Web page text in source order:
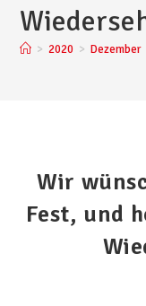
> 2020 > Dezember
Wir
Fest, und